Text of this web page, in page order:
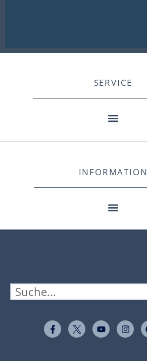
SERVICE
INFORMATION